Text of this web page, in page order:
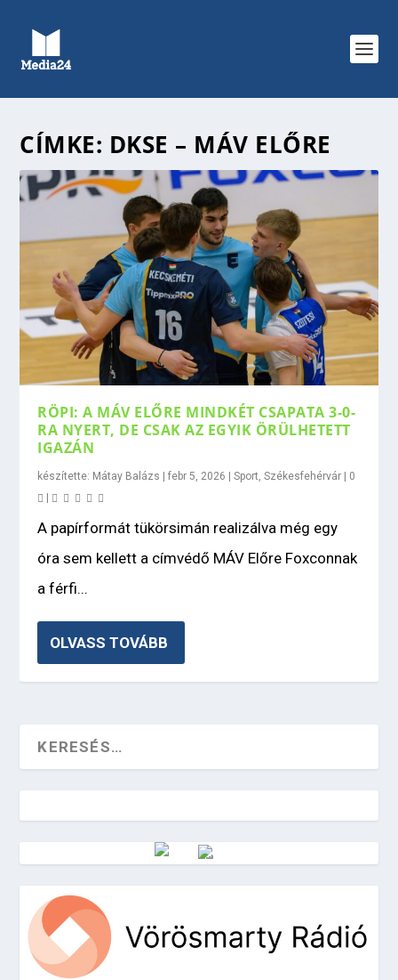
CÍMKE: DKSE – MÁV ELŐRE
RÖPI: A MÁV ELŐRE MINDKÉT CSAPATA 3-0-
RA NYERT, DE CSAK AZ EGYIK ÖRÜLHETETT
IGAZÁN
készítette: Mátay Balázs |febr 5, 2026 |Sport ,Székesfehérvár | 0
|
A papírformát tükörsimán realizálva még egy
óra sem kellett a címvédő MÁV Előre Foxconnak
a férfi...
OLVASS TOVÁBB
Vörösmarty Rádió